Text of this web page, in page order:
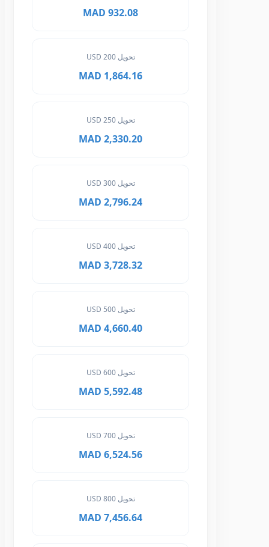
932.08 MAD
تحويل 200 USD
1,864.16 MAD
تحويل 250 USD
2,330.20 MAD
تحويل 300 USD
2,796.24 MAD
تحويل 400 USD
3,728.32 MAD
تحويل 500 USD
4,660.40 MAD
تحويل 600 USD
5,592.48 MAD
تحويل 700 USD
6,524.56 MAD
تحويل 800 USD
7,456.64 MAD